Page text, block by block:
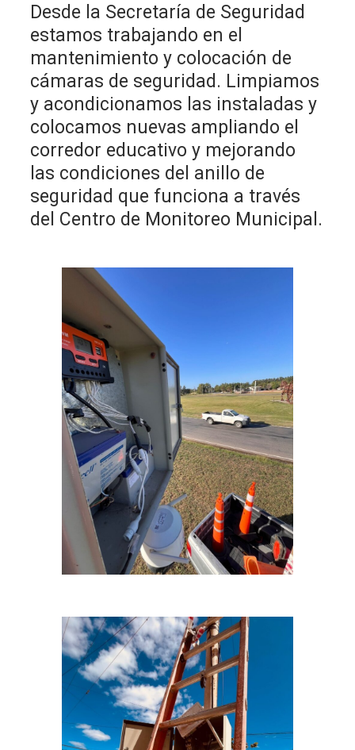
Desde la Secretaría de Seguridad
estamos trabajando en el
mantenimiento y colocación de
cámaras de seguridad. Limpiamos
y acondicionamos las instaladas y
colocamos nuevas ampliando el
corredor educativo y mejorando
las condiciones del anillo de
seguridad que funciona a través
del Centro de Monitoreo Municipal.